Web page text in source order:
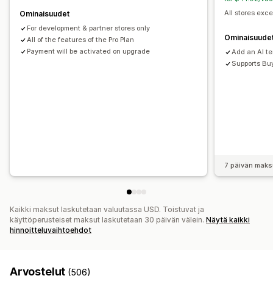
Porrastetut palkinnot
Kassan mukauttaminen
Mukautetut muistiinpanot
Toimitustapojen säännöt
Mukautettu CSS-koodi
Sivurajoitus
Tuotekohdentaminen Geolokaatio
Ominaisuudet
For development & partner stores only
All of the features of the Pro Plan
Payment will be activated on upgrade
All stores
Add an AI
Supports
7 päivän
Kaikki maksut laskutetaan valuutassa USD. Toistuvat ja
käyttöperusteiset maksut laskutetaan 30 päivän välein. Näytä kaikki
hinnoitteluvaihtoehdot
Arvostelut (506)